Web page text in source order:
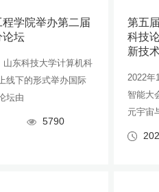
学院举办第二届
论坛
山东科技大学计算机科
线下的形式举办国际
坛由
5790
第五
科技
新技
2022年
智能大
元宇宙